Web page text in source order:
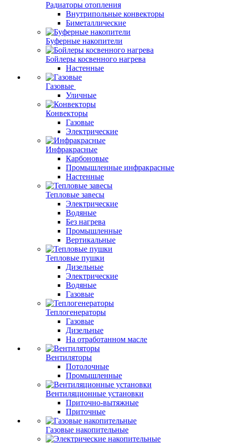
Радиаторы отопления
Внутрипольные конвекторы
Биметаллические
Буферные накопители
Бойлеры косвенного нагрева
Настенные
Газовые
Уличные
Конвекторы
Газовые
Электрические
Инфракрасные
Карбоновые
Промышленные инфракрасные
Настенные
Тепловые завесы
Электрические
Водяные
Без нагрева
Промышленные
Вертикальные
Тепловые пушки
Дизельные
Электрические
Водяные
Газовые
Теплогенераторы
Газовые
Дизельные
На отработанном масле
Вентиляторы
Потолочные
Промышленные
Вентиляционные установки
Приточно-вытяжные
Приточные
Газовые накопительные